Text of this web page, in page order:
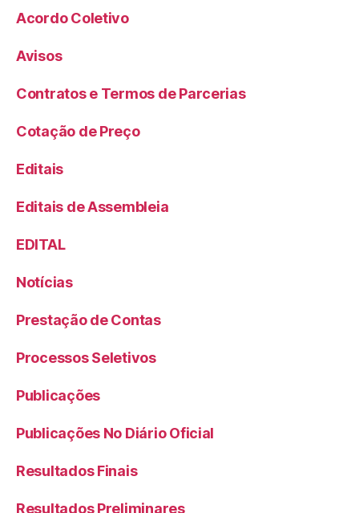
Acordo Coletivo
Avisos
Contratos e Termos de Parcerias
Cotação de Preço
Editais
Editais de Assembleia
EDITAL
Notícias
Prestação de Contas
Processos Seletivos
Publicações
Publicações No Diário Oficial
Resultados Finais
Resultados Preliminares